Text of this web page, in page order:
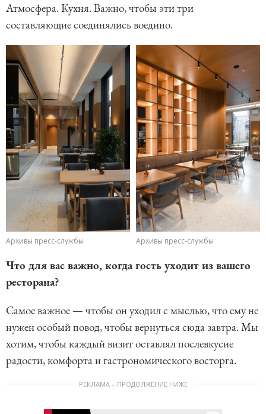
Атмосфера. Кухня. Важно, чтобы эти три
составляющие соединялись воедино.
Архивы пресс-службы Архивы пресс-службы
Что для вас важно, когда гость уходит из вашего
ресторана?
Самое важное — чтобы он уходил с мыслью, что ему не
нужен особый повод, чтобы вернуться сюда завтра. Мы
хотим, чтобы каждый визит оставлял послевкусие
радости, комфорта и гастрономического восторга.
РЕКЛАМА – ПРОДОЛЖЕНИЕ НИЖЕ